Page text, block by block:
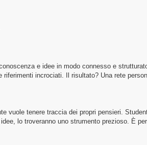
e idee in modo connesso e
incrociati. Il risultato? Una rete
vuole tenere traccia dei propri pensieri.
lo troveranno uno strumento prezioso. È